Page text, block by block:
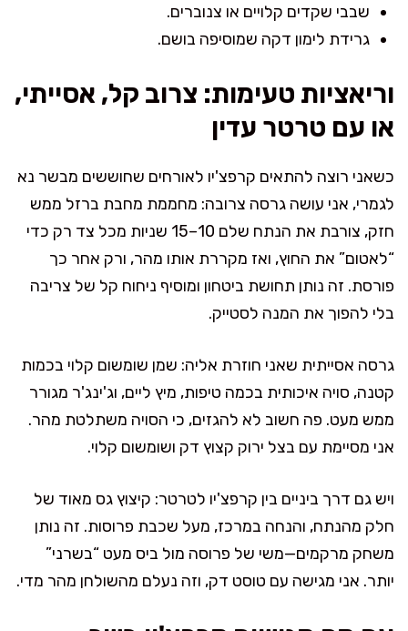
שבבי שקדים קלויים או צנוברים.
גרידת לימון דקה שמוסיפה בושם.
וריאציות טעימות: צרוב קל, אסייתי,
או עם טרטר עדין
כשאני רוצה להתאים קרפצ'יו לאורחים שחוששים מבשר נא
לגמרי, אני עושה גרסה צרובה: מחממת מחבת ברזל ממש
חזק, צורבת את הנתח שלם 10–15 שניות מכל צד רק כדי
“לאטום” את החוץ, ואז מקררת אותו מהר, ורק אחר כך
פורסת. זה נותן תחושת ביטחון ומוסיף ניחוח קל של צריבה
בלי להפוך את המנה לסטייק.
גרסה אסייתית שאני חוזרת אליה: שמן שומשום קלוי בכמות
קטנה, סויה איכותית בכמה טיפות, מיץ ליים, וג'ינג'ר מגורר
ממש מעט. פה חשוב לא להגזים, כי הסויה משתלטת מהר.
אני מסיימת עם בצל ירוק קצוץ דק ושומשום קלוי.
ויש גם דרך ביניים בין קרפצ'יו לטרטר: קיצוץ גס מאוד של
חלק מהנתח, והנחה במרכז, מעל שכבת פרוסות. זה נותן
משחק מרקמים—משי של פרוסה מול ביס מעט “בשרני”
יותר. אני מגישה עם טוסט דק, וזה נעלם מהשולחן מהר מדי.